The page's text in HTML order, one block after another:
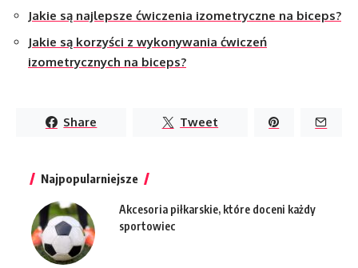
Jakie są najlepsze ćwiczenia izometryczne na biceps?
Jakie są korzyści z wykonywania ćwiczeń
izometrycznych na biceps?
Share Tweet
Najpopularniejsze
Akcesoria piłkarskie, które doceni każdy
sportowiec